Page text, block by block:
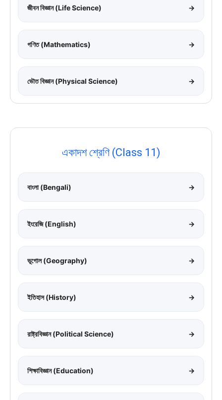
জীবন বিজ্ঞান (Life Science) →
গণিত (Mathematics) →
ভৌত বিজ্ঞান (Physical Science) →
একাদশ শ্রেণি (Class 11)
বাংলা (Bengali) →
ইংরেজি (English) →
ভূগোল (Geography) →
ইতিহাস (History) →
রাষ্ট্রবিজ্ঞান (Political Science) →
শিক্ষাবিজ্ঞান (Education) →